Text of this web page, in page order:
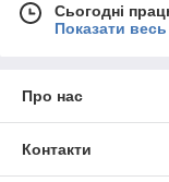
Сьогодні
Показати
Про нас
Контакти